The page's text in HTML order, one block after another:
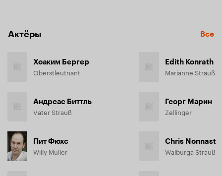
Актёры Все
Хоаким Бергер
Oberstleutnant
Андреас Биттль
Vater Strauß
Пит Фюхс
Willy Müller
Edith Konrath
Marianne Strauß
Георг Марин
Zellinger
Chris Nonnast
Walburga Strauß